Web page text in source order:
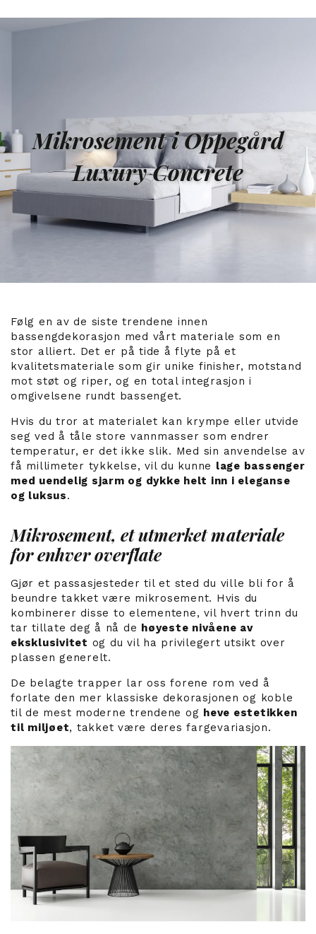
Mikrosement i Oppegård
Luxury Concrete
Følg en av de siste trendene innen
bassengdekorasjon med vårt materiale som en
stor alliert. Det er på tide å flyte på et
kvalitetsmateriale som gir unike finisher, motstand
mot støt og riper, og en total integrasjon i
omgivelsene rundt bassenget.
Hvis du tror at materialet kan krympe eller utvide
seg ved å tåle store vannmasser som endrer
temperatur, er det ikke slik. Med sin anvendelse av
få millimeter tykkelse, vil du kunne lage bassenger
med uendelig sjarm og dykke helt inn i eleganse
og luksus.
Mikrosement, et utmerket materiale
for enhver overflate
Gjør et passasjesteder til et sted du ville bli for å
beundre takket være mikrosement. Hvis du
kombinerer disse to elementene, vil hvert trinn du
tar tillate deg å nå de høyeste nivåene av
eksklusivitet og du vil ha privilegert utsikt over
plassen generelt.
De belagte trapper lar oss forene rom ved å
forlate den mer klassiske dekorasjonen og koble
til de mest moderne trendene og heve estetikken
til miljøet, takket være deres fargevariasjon.